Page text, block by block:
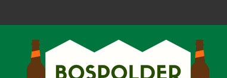
direct
hoofdinhoud